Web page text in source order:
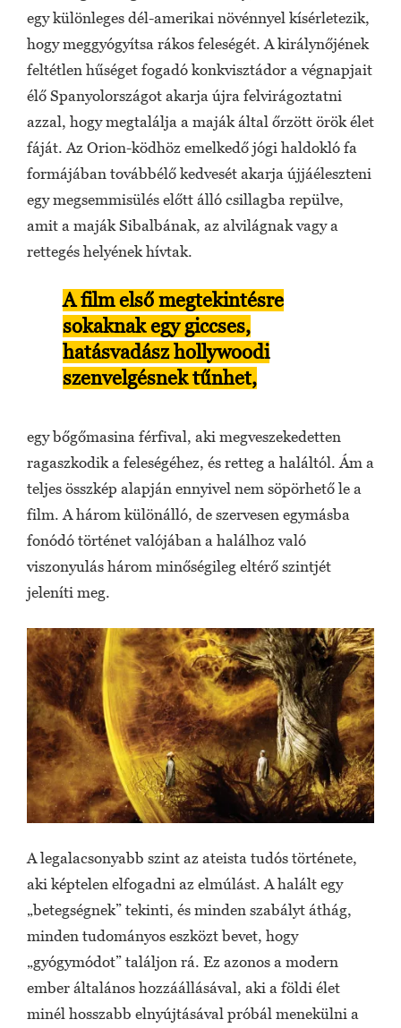
egy különleges dél-amerikai növénnyel kísérletezik,
hogy meggyógyítsa rákos feleségét. A királynőjének
feltétlen hűséget fogadó konkvisztádor a végnapjait
élő Spanyolországot akarja újra felvirágoztatni
azzal, hogy megtalálja a maják által őrzött örök élet
fáját. Az Orion-ködhöz emelkedő jógi haldokló fa
formájában továbbélő kedvesét akarja újjáéleszteni
egy megsemmisülés előtt álló csillagba repülve,
amit a maják Sibalbának, az alvilágnak vagy a
rettegés helyének hívtak.
A film első megtekintésre
sokaknak egy giccses,
hatásvadász hollywoodi
szenvelgésnek tűnhet,
egy bőgőmasina férfival, aki megveszekedetten
ragaszkodik a feleségéhez, és retteg a haláltól. Ám a
teljes összkép alapján ennyivel nem söpörhető le a
film. A három különálló, de szervesen egymásba
fonódó történet valójában a halálhoz való
viszonyulás három minőségileg eltérő szintjét
jeleníti meg.
A legalacsonyabb szint az ateista tudós története,
aki képtelen elfogadni az elmúlást. A halált egy
„betegségnek” tekinti, és minden szabályt áthág,
minden tudományos eszközt bevet, hogy
„gyógymódot” találjon rá. Ez azonos a modern
ember általános hozzáállásával, aki a földi élet
minél hosszabb elnyújtásával próbál menekülni a